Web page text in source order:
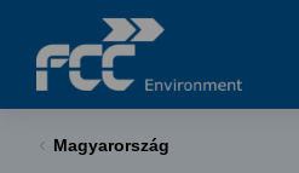
Magyarország